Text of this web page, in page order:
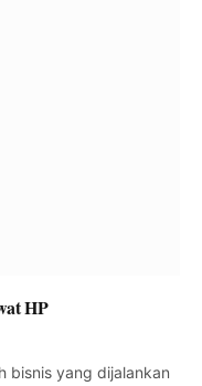
HP
bisnis yang dijalankan